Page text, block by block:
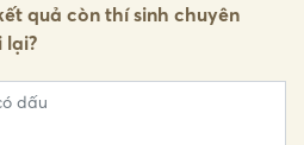
quả còn thí sinh chuyên
lại?